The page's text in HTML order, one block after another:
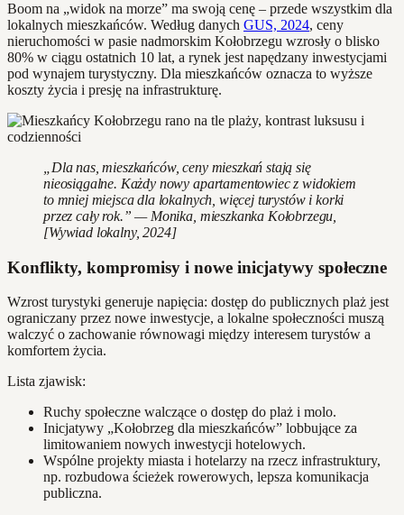
Boom na „widok na morze” ma swoją cenę – przede wszystkim dla
lokalnych mieszkańców. Według danych GUS, 2024, ceny
nieruchomości w pasie nadmorskim Kołobrzegu wzrosły o blisko
80% w ciągu ostatnich 10 lat, a rynek jest napędzany inwestycjami
pod wynajem turystyczny. Dla mieszkańców oznacza to wyższe
koszty życia i presję na infrastrukturę.
„Dla nas, mieszkańców, ceny mieszkań stają się
nieosiągalne. Każdy nowy apartamentowiec z widokiem
to mniej miejsca dla lokalnych, więcej turystów i korki
przez cały rok.” — Monika, mieszkanka Kołobrzegu,
[Wywiad lokalny, 2024]
Konflikty, kompromisy i nowe inicjatywy społeczne
Wzrost turystyki generuje napięcia: dostęp do publicznych plaż jest
ograniczany przez nowe inwestycje, a lokalne społeczności muszą
walczyć o zachowanie równowagi między interesem turystów a
komfortem życia.
Lista zjawisk:
Ruchy społeczne walczące o dostęp do plaż i molo.
Inicjatywy „Kołobrzeg dla mieszkańców” lobbujące za
limitowaniem nowych inwestycji hotelowych.
Wspólne projekty miasta i hotelarzy na rzecz infrastruktury,
np. rozbudowa ścieżek rowerowych, lepsza komunikacja
publiczna.